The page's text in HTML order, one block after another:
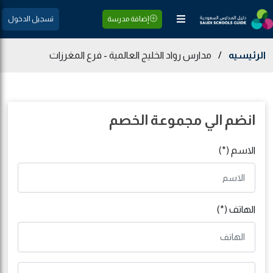
إضافة مدرسة تسجيل الدخول
الرئيسيه / مدارس رواد الخليج العالمية - فرع المغرزات
انضم الي مجموعة الخصم
الاسم (*)
الهاتف (*)